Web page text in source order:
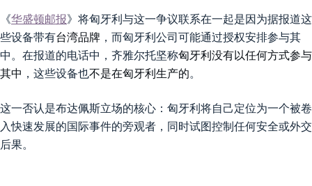
《华盛顿邮报》将匈牙利与这一争议联系在一起是因为据报道这
些设备带有台湾品牌 ，而匈牙利公司可能通过授权安排参与其
中。在报道的电话中，齐雅尔托坚称匈牙利没有以任何方式参与
其中 ，这些设备也不是在匈牙利生产的。
这一否认是布达佩斯立场的核心：匈牙利将自己定位为一个被卷
入快速发展的国际事件的旁观者，同时试图控制任何安全或外交
后果。